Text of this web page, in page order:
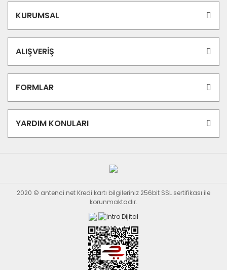
KURUMSAL
ALIŞVERİŞ
FORMLAR
YARDIM KONULARI
2020 © antenci.net Kredi kartı bilgileriniz 256bit SSL sertifikası ile
korunmaktadır.